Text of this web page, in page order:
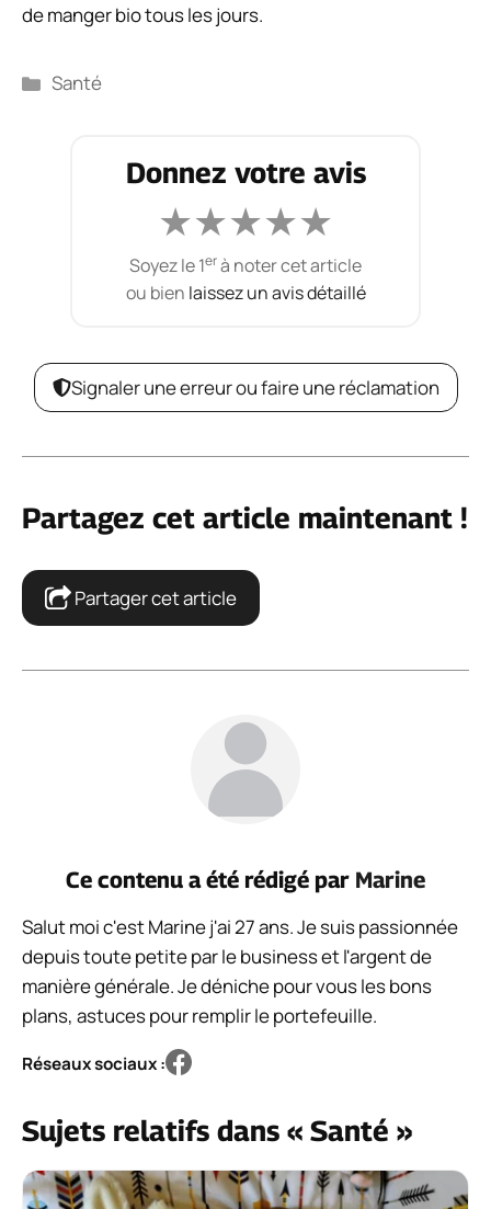
de manger bio tous les jours.
Catégories
Santé
Donnez votre avis
★★★★★
Soyez le 1erà noter cet article
ou bien laissez un avis détaillé
Signaler une erreur ou faire une réclamation
Partagez cet article maintenant !
Partager cet article
Ce contenu a été rédigé par Marine
Salut moi c'est Marine j'ai 27 ans. Je suis passionnée
depuis toute petite par le business et l'argent de
manière générale. Je déniche pour vous les bons
plans, astuces pour remplir le portefeuille.
Réseaux sociaux :
Sujets relatifs dans « Santé »